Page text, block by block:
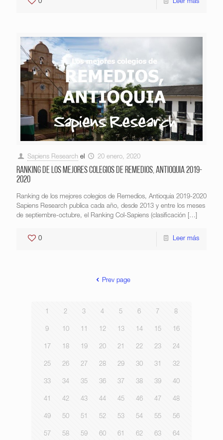
0 Leer más
Sapiens Research el 20 enero, 2020
Ranking de los mejores colegios de Remedios, Antioquia 2019-
2020
Ranking de los mejores colegios de Remedios, Antioquia 2019-2020
Sapiens Research publica cada año, desde 2013 y entre los meses
de septiembre-octubre, el Ranking Col-Sapiens (clasificación […]
0 Leer más
Prev page
1 2 3 4 5 6 7 8
9 10 11 12 13 14 15 16
17 18 19 20 21 22 23 24
25 26 27 28 29 30 31 32
33 34 35 36 37 38 39 40
41 42 43 44 45 46 47 48
49 50 51 52 53 54 55 56
57 58 59 60 61 62 63 64